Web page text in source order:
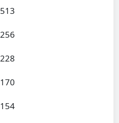
513
256
228
170
154